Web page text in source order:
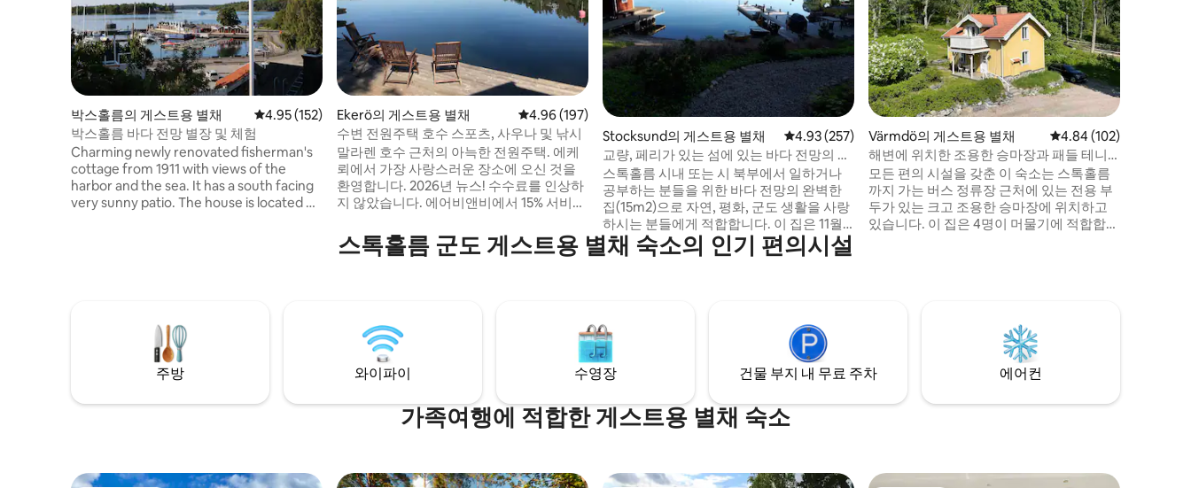
박스홀름의 게스트용 별채 평점 4.95점(5점 만점), 후기 152개
4.95 (152)
박스홀름 바다 전망 별장 및 체험
Charming newly renovated fisherman's
cottage from 1911 with views of the
harbor and the sea. It has a south facing
very sunny patio. The house is located on
experiences and adventures such as
boat tours, kayaking, tenting, fishing,
biking, hiking etc
Ekerö의 게스트용 별채 평점 4.96점(5점 만점), 후기 197개
4.96 (197)
수변 전원주택 호수 스포츠, 사우나 및 낚시
말라렌 호수 근처의 아늑한 전원주택. 에케
뢰에서 가장 사랑스러운 장소에 오신 것을
환영합니다. 2026년 뉴스! 수수료를 인상하
지 않았습니다. 에어비앤비에서 15% 서비스
다. 콜라보레이션 - 블루 라군 컨트리 하우
스, 골프 및 가족 친화적. 게스트가 3명 이상
https://www.airbnb.com/rooms/1405671024256283254?
viralityEntryPoint=1&s=76 새로운 객실도
있습니다! 체크아웃 아파트 Swedish
Charm.
Stocksund의 게스트용 별채 평점 4.93점(5점 만점), 후기 257개
4.93 (257)
교량, 페리가 있는 섬에 있는 바다 전망의 집,
도시 근처
스톡홀름 시내 또는 시 북부에서 일하거나
공부하는 분들을 위한 바다 전망의 완벽한
집(15m2)으로 자연, 평화, 군도 생활을 사랑
하시는 분들에게 적합합니다. 이 집은 11월 1
일부터 4월 15일까지 다리가 있는 섬인
Danderyd의 자동차 없는 섬 Tranholmen
솔나, 순드비베리, 테비, 리딩외 근처에 있습
니다. 섬은 둘레가 3km이며, 200가구, 400
명의 주민이 있습니다. 해협을 건너는 데 사
용할 수 있는 보트도 있습니다.
Värmdö의 게스트용 별채 평점 4.84점(5점 만점),
4.84 (102)
해변에 위치한 조용한 승마장과 패들 테니
스 코트가 있는 집, 버스 정류장 근처
모든 편의 시설을 갖춘 이 숙소는 스톡홀름
까지 가는 버스 정류장 근처에 있는 전용 부
두가 있는 크고 조용한 승마장에 위치하고
있습니다. 이 집은 4명이 머물기에 적합합니
니다. 침대와 수건은 새로 준비됩니다. 샤워
기, 사우나, 세탁기가 있는 화장실이 두 개 있
습니다. TV 룸 소파와 애플 TV.
스톡홀름 군도 게스트용 별채 숙소의 인기 편의시설
주방 와이파이 수영장 건물 부지 내 무료 주차 에어컨
가족여행에 적합한 게스트용 별채 숙소